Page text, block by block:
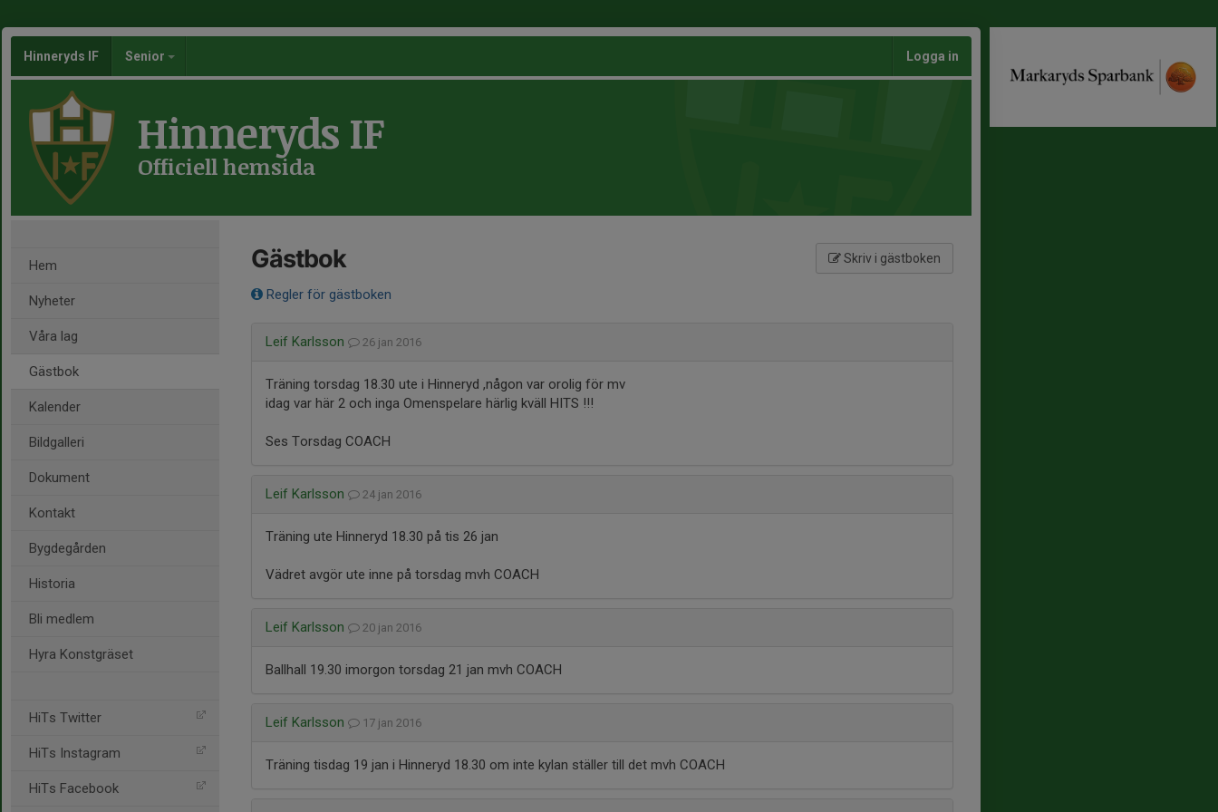
Hinneryds IF Senior Logga in
Hinneryds IF
Officiell hemsida
Hem
Nyheter
Våra lag
Gästbok
Kalender
Bildgalleri
Dokument
Kontakt
Bygdegården
Historia
Bli medlem
Hyra Konstgräset
HiTs Twitter
HiTs Instagram
HiTs Facebook
Gästbok Skriv i gästboken
Regler för gästboken
Leif Karlsson 26 jan 2016
Träning torsdag 18.30 ute i Hinneryd ,någon var orolig för mv
idag var här 2 och inga Omenspelare härlig kväll HITS !!!
Ses Torsdag COACH
Leif Karlsson 24 jan 2016
Träning ute Hinneryd 18.30 på tis 26 jan
Vädret avgör ute inne på torsdag mvh COACH
Leif Karlsson 20 jan 2016
Ballhall 19.30 imorgon torsdag 21 jan mvh COACH
Leif Karlsson 17 jan 2016
Träning tisdag 19 jan i Hinneryd 18.30 om inte kylan ställer till det mvh COACH